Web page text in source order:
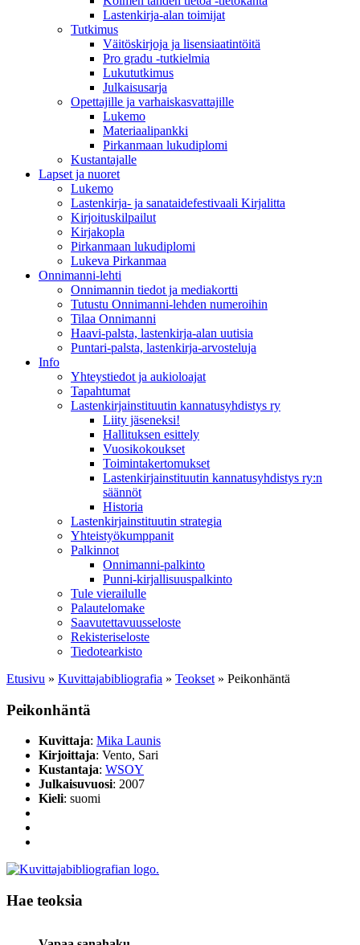
Lastenkirja-alan toimijat
Tutkimus
Väitöskirjoja ja lisensiaatintöitä
Pro gradu -tutkielmia
Lukututkimus
Julkaisusarja
Opettajille ja varhaiskasvattajille
Lukemo
Materiaalipankki
Pirkanmaan lukudiplomi
Kustantajalle
Lapset ja nuoret
Lukemo
Lastenkirja- ja sanataidefestivaali Kirjalitta
Kirjoituskilpailut
Kirjakopla
Pirkanmaan lukudiplomi
Lukeva Pirkanmaa
Onnimanni-lehti
Onnimannin tiedot ja mediakortti
Tutustu Onnimanni-lehden numeroihin
Tilaa Onnimanni
Haavi-palsta, lastenkirja-alan uutisia
Puntari-palsta, lastenkirja-arvosteluja
Info
Yhteystiedot ja aukioloajat
Tapahtumat
Lastenkirjainstituutin kannatusyhdistys ry
Liity jäseneksi!
Hallituksen esittely
Vuosikokoukset
Toimintakertomukset
Lastenkirjainstituutin kannatusyhdistys ry:n
säännöt
Historia
Lastenkirjainstituutin strategia
Yhteistyökumppanit
Palkinnot
Onnimanni-palkinto
Punni-kirjallisuuspalkinto
Tule vierailulle
Palautelomake
Saavutettavuusseloste
Rekisteriseloste
Tiedotearkisto
Etusivu » Kuvittaja­bibliografia » Teokset » Peikonhäntä
Peikonhäntä
Kuvittaja: Mika Launis
Kirjoittaja: Vento, Sari
Kustantaja: WSOY
Julkaisuvuosi: 2007
Kieli: suomi
Hae teoksia